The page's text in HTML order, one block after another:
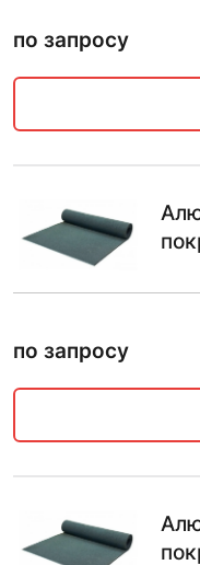
по запросу
по запросу